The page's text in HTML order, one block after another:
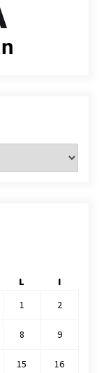
L
I
1
2
8 9
15 16